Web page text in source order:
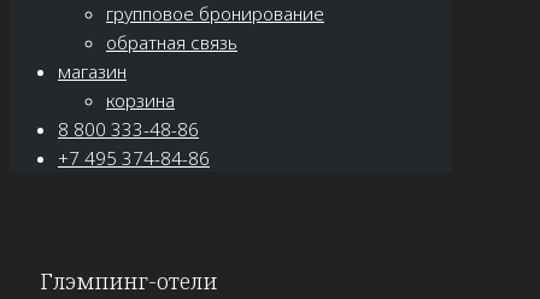
групповое бронирование
обратная связь
магазин
корзина
8 800 333-48-86
+7 495 374-84-86
Глэмпинг-отели